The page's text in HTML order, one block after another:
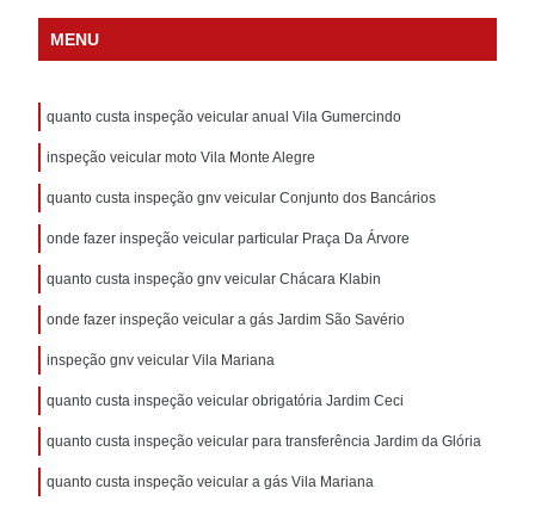
MENU
quanto custa inspeção veicular anual Vila Gumercindo
inspeção veicular moto Vila Monte Alegre
quanto custa inspeção gnv veicular Conjunto dos Bancários
onde fazer inspeção veicular particular Praça Da Árvore
quanto custa inspeção gnv veicular Chácara Klabin
onde fazer inspeção veicular a gás Jardim São Savério
inspeção gnv veicular Vila Mariana
quanto custa inspeção veicular obrigatória Jardim Ceci
quanto custa inspeção veicular para transferência Jardim da Glória
quanto custa inspeção veicular a gás Vila Mariana